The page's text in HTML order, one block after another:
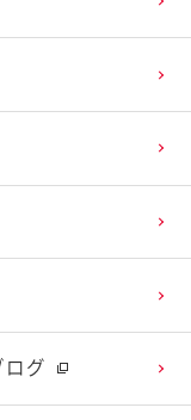
ログ